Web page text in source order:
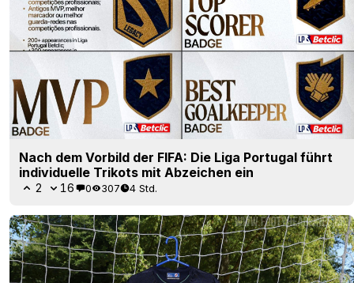
Nach dem Vorbild der FIFA: Die Liga Portugal führt
individuelle Trikots mit Abzeichen ein
2 16 0 307 4 Std.